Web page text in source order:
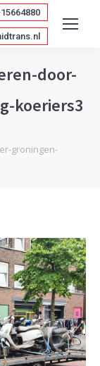
door-
koeriers3
groningen-